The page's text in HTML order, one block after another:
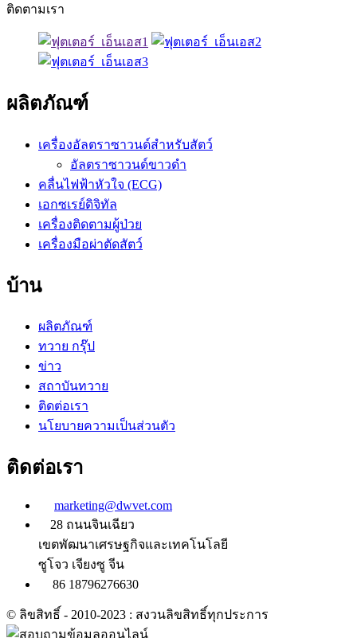
ติดตามเรา
ผลิตภัณฑ์
เครื่องอัลตราซาวนด์สำหรับสัตว์
อัลตราซาวนด์ขาวดำ
คลื่นไฟฟ้าหัวใจ (ECG)
เอกซเรย์ดิจิทัล
เครื่องติดตามผู้ป่วย
เครื่องมือผ่าตัดสัตว์
บ้าน
ผลิตภัณฑ์
ทวาย กรุ๊ป
ข่าว
สถาบันทวาย
ติดต่อเรา
นโยบายความเป็นส่วนตัว
ติดต่อเรา
marketing@dwvet.com
28 ถนนจินเฉียว
เขตพัฒนาเศรษฐกิจและเทคโนโลยี
ซูโจว เจียงซู จีน
86 18796276630
© ลิขสิทธิ์ - 2010-2023 : สงวนลิขสิทธิ์ทุกประการ